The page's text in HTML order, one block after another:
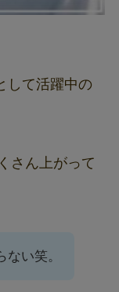
して活躍中の
さん上がって
い笑。